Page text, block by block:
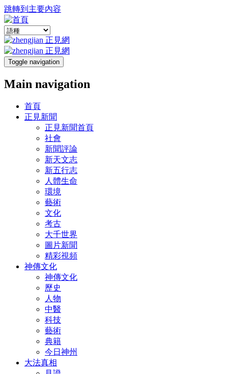
跳轉到主要內容
Toggle navigation
Main navigation
首頁
正見新聞
正見新聞首頁
社會
新聞評論
新天文志
新五行志
人體生命
環境
藝術
文化
考古
大千世界
圖片新聞
精彩視頻
神傳文化
神傳文化
歷史
人物
中醫
科技
藝術
典籍
今日神州
大法真相